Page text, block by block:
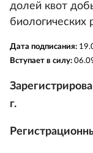
долей квот
биологических
Дата подписания:
Вступает в силу:
г.